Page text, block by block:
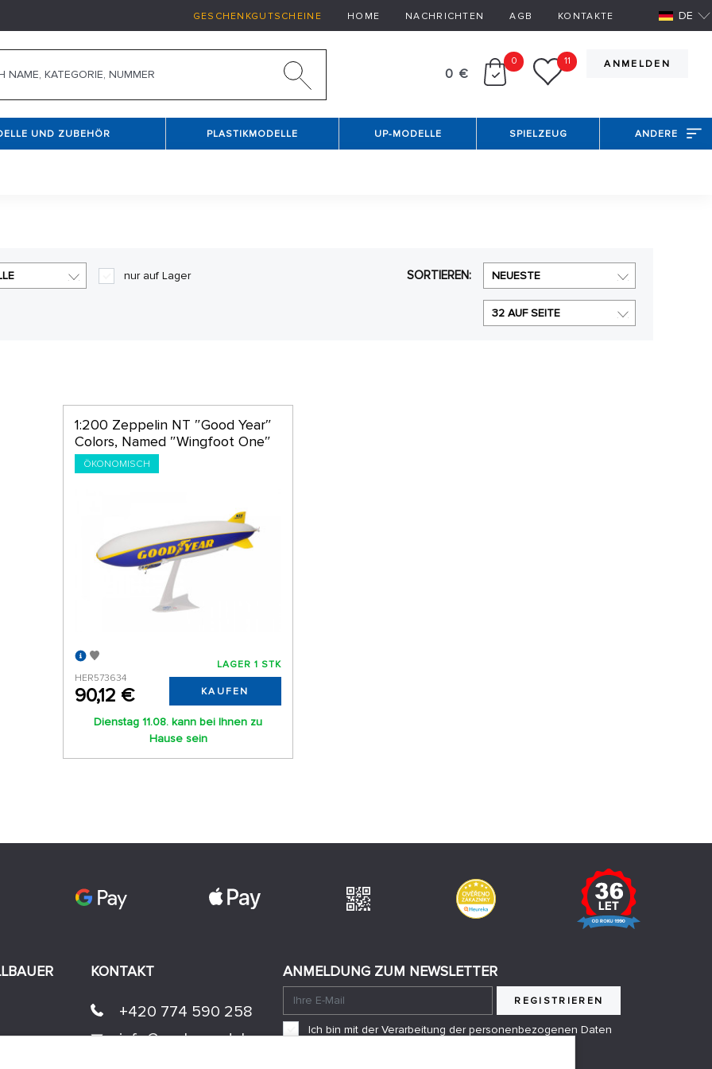
GESCHENKGUTSCHEINE HOME NACHRICHTEN AGB KONTAKTE DE
ANMELDEN
0 €
0 11
UND ZUBEHÖR PLASTIKMODELLE UP-MODELLE SPIELZEUG ANDERE
nur auf Lager SORTIEREN: NEUESTE
32 AUF SEITE
1:200 Zeppelin NT ″Good Year″
Colors, Named ″Wingfoot One″
ÖKONOMISCH
HER573634
90,12 €
LAGER 1 STK
KAUFEN
Dienstag 11.08. kann bei Ihnen zu
Hause sein
KONTAKT
+420 774 590 258
info@peckamodel.cz
ANMELDUNG ZUM NEWSLETTER
REGISTRIEREN
Ich bin mit der Verarbeitung der personenbezogenen Daten